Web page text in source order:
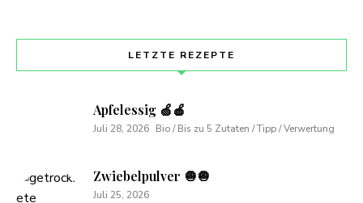
LETZTE REZEPTE
Apfelessig 🍏🍎
Juli 28, 2026 Bio / Bis zu 5 Zutaten / Tipp / Verwertung
Zwiebelpulver 🧅🧅
Juli 25, 2026